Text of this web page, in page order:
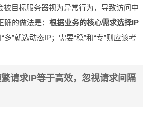
被目标服务器视为异常行为，导致访问中
确的做法是： 根据业务的核心需求选择IP
多”就选动态IP；需要“稳”和“专”则应该考
请求IP等于高效，忽视请求间隔